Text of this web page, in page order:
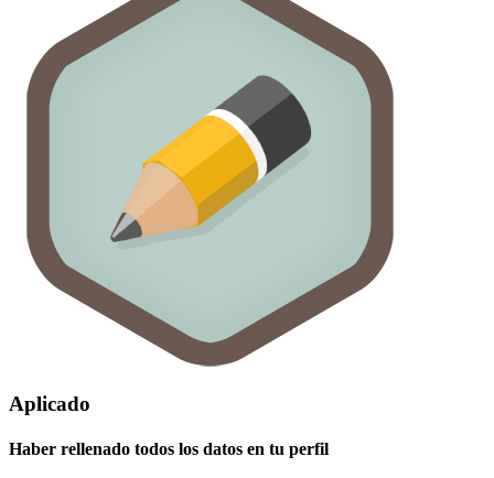
Aplicado
Haber rellenado todos los datos en tu perfil